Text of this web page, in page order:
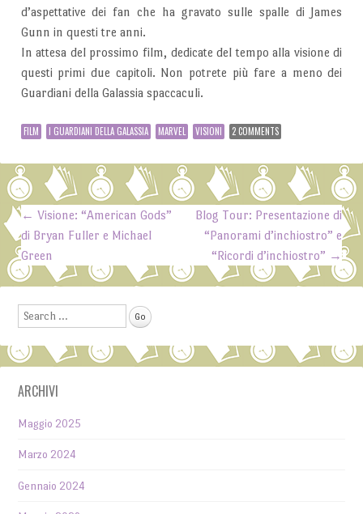
d’aspettative dei fan che ha gravato sulle spalle di James
Gunn in questi tre anni.
In attesa del prossimo film, dedicate del tempo alla visione di
questi primi due capitoli. Non potrete più fare a meno dei
Guardiani della Galassia spaccaculi.
FILM I GUARDIANI DELLA GALASSIA MARVEL VISIONI 2 COMMENTS
Post navigation
← Visione: “American Gods”
di Bryan Fuller e Michael
Green
Blog Tour: Presentazione di
“Panorami d’inchiostro” e
“Ricordi d’inchiostro” →
Search
ARCHIVI
Maggio 2025
Marzo 2024
Gennaio 2024